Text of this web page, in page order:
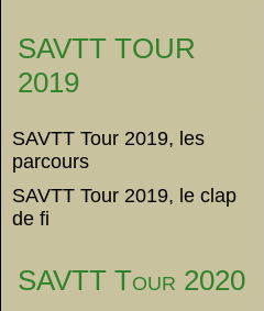
SAVTT TOUR
2019
SAVTT Tour 2019, les
parcours
SAVTT Tour 2019, le clap
de fi
SAVTT Tour 2020